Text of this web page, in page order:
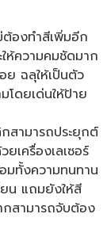
องทำสีเพิ่มอีก
ห้ความคมชัดมาก
ย ฉลุให้เป็นตัว
ดยเด่นให้ป้าย
สามารถประยุกต์
เครื่องเลเซอร์
มทั้งความทนทาน
น แถมยังให้สี
กสามารถจับต้อง